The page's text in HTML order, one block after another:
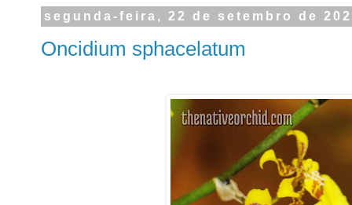
segunda-feira, 22 de setembro de
Oncidium sphacelatum